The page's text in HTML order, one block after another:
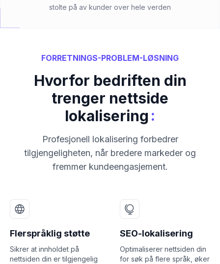
stolte på av kunder over hele verden
FORRETNINGS-PROBLEM-LØSNING
Hvorfor bedriften din
trenger nettside
lokalisering :
Profesjonell lokalisering forbedrer
tilgjengeligheten, når bredere markeder og
fremmer kundeengasjement.
Flerspråklig støtte
Sikrer at innholdet på
nettsiden din er tilgjengelig
SEO-lokalisering
Optimaliserer nettsiden din
for søk på flere språk, øker